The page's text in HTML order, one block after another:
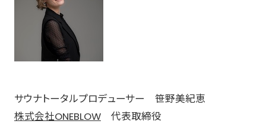
サウナトータルプロデューサー 笹野美紀恵
株式会社ONEBLOW代表取締役